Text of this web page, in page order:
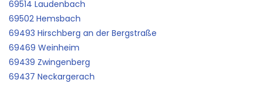
69514 Laudenbach
69502 Hemsbach
69493 Hirschberg an der Bergstraße
69469 Weinheim
69439 Zwingenberg
69437 Neckargerach